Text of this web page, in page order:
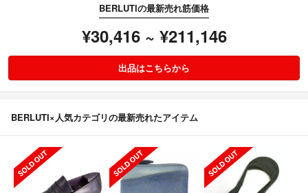
BERLUTIの最新売れ筋価格
¥30,416 ~ ¥211,146
出品はこちらから
BERLUTI×人気カテゴリの最新売れたアイテム